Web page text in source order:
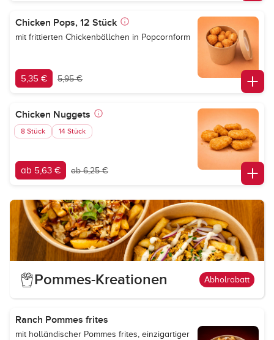
Chicken Pops, 12 Stück
mit frittierten Chickenbällchen in Popcornform
5,35 € 5,95 €
Chicken Nuggets
8 Stück 14 Stück
ab 5,63 € ab 6,25 €
Pommes-Kreationen Abholrabatt
Ranch Pommes frites
mit holländischer Pommes frites, einzigartiger